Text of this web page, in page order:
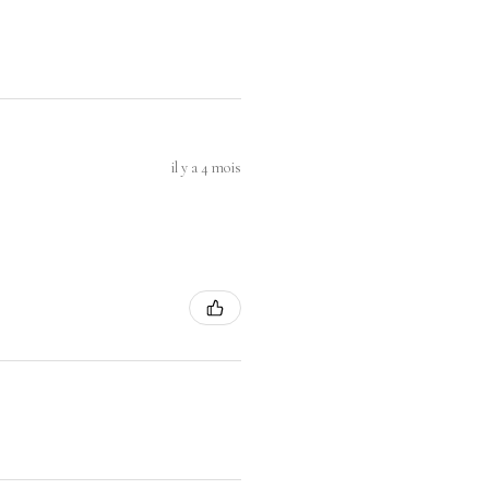
il y a 4 mois